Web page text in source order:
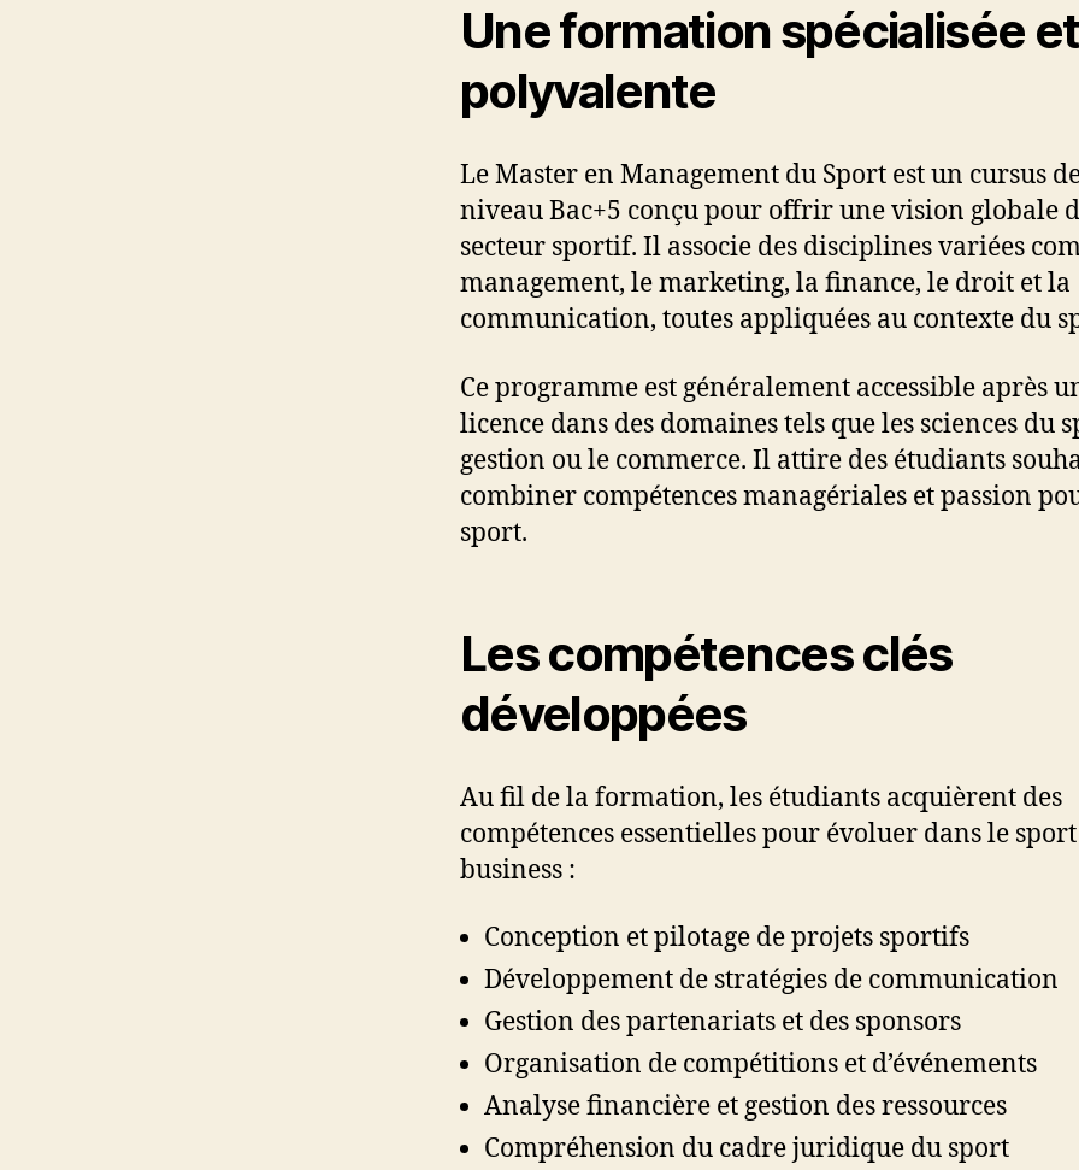
Une formation spécialisée et
polyvalente
Le Master en Management du Sport est un cursus
niveau Bac+5 conçu pour offrir une vision globale
secteur sportif. Il associe des disciplines variées
management, le marketing, la finance, le droit et la
communication, toutes appliquées au contexte du
Ce programme est généralement accessible après
licence dans des domaines tels que les sciences du
gestion ou le commerce. Il attire des étudiants
combiner compétences managériales et passion
sport.
Les compétences clés
développées
Au fil de la formation, les étudiants acquièrent des
compétences essentielles pour évoluer dans le sport
business :
Conception et pilotage de projets sportifs
Développement de stratégies de communication
Gestion des partenariats et des sponsors
Organisation de compétitions et d’événements
Analyse financière et gestion des ressources
Compréhension du cadre juridique du sport